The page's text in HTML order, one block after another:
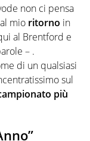
non ci pensa
mio ritorno in
al Brentford e
– .
di un qualsiasi
sul
più